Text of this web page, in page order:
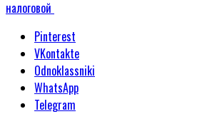
Pinterest
VKontakte
Odnoklassniki
WhatsApp
Telegram